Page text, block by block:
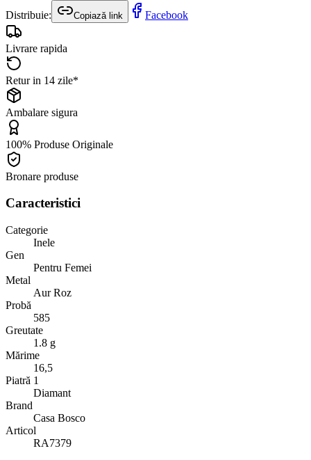
Distribuie:
Copiază link Facebook
Livrare rapida
Retur in 14 zile*
Ambalare sigura
100% Produse Originale
Bronare produse
Caracteristici
Categorie
Inele
Gen
Pentru Femei
Metal
Aur Roz
Probă
585
Greutate
1.8 g
Mărime
16,5
Piatră 1
Diamant
Brand
Casa Bosco
Articol
RA7379